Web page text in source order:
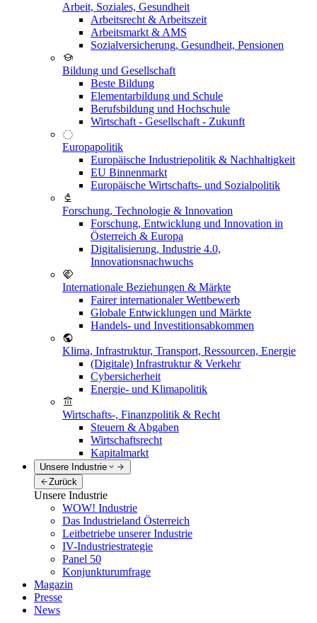
Arbeit, Soziales, Gesundheit
Arbeitsrecht & Arbeitszeit
Arbeitsmarkt & AMS
Sozialversicherung, Gesundheit, Pensionen
Bildung und Gesellschaft
Beste Bildung
Elementarbildung und Schule
Berufsbildung und Hochschule
Wirtschaft - Gesellschaft - Zukunft
Europapolitik
Europäische Industriepolitik & Nachhaltigkeit
EU Binnenmarkt
Europäische Wirtschafts- und Sozialpolitik
Forschung, Technologie & Innovation
Forschung, Entwicklung und Innovation in
Österreich & Europa
Digitalisierung, Industrie 4.0,
Innovationsnachwuchs
Internationale Beziehungen & Märkte
Fairer internationaler Wettbewerb
Globale Entwicklungen und Märkte
Handels- und Investitionsabkommen
Klima, Infrastruktur, Transport, Ressourcen, Energie
(Digitale) Infrastruktur & Verkehr
Cybersicherheit
Energie- und Klimapolitik
Wirtschafts-, Finanzpolitik & Recht
Steuern & Abgaben
Wirtschaftsrecht
Kapitalmarkt
Unsere Industrie
Zurück
Unsere Industrie
WOW! Industrie
Das Industrieland Österreich
Leitbetriebe unserer Industrie
IV-Industriestrategie
Panel 50
Konjunkturumfrage
Magazin
Presse
News